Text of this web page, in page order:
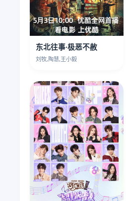
东北往事·极恶不赦
刘牧,陶慧,王小毅